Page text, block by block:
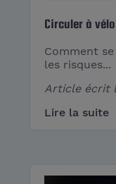
Circuler à
Comment
les risques...
Article écrit
Lire la suite